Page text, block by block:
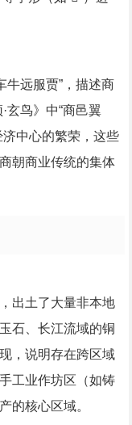
牛远服贾”，描述商
玄鸟》中“商邑翼
中心的繁荣，这些
朝商业传统的集体
出土了大量非本地
石、长江流域的铜
，说明存在跨区域
工业作坊区（如铸
的核心区域。